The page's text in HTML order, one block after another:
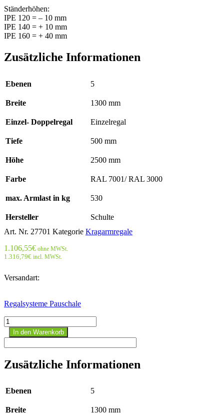
Ständerhöhen:
IPE 120 = – 10 mm
IPE 140 = + 10 mm
IPE 160 = + 40 mm
Zusätzliche Informationen
Ebenen 5
Breite 1300 mm
Einzel- Doppelregal Einzelregal
Tiefe 500 mm
Höhe 2500 mm
Farbe RAL 7001/ RAL 3000
max. Armlast in kg 530
Hersteller
Schulte
Art. Nr. 27701 Kategorie Kragarmregale
1.106,55€ ohne MWSt.
1.316,79€ incl. MWSt.
Versandart:
Regalsysteme Pauschale
K
3000
Kragarmregal-
Set,
2500
x
mm,
In den Warenkorb
Zusätzliche Informationen
Ebenen 5
Breite 1300 mm